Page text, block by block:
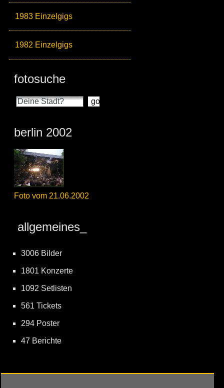
1983 Einzelgigs
1982 Einzelgigs
fotosuche
berlin 2002
Foto vom 21.06.2002
allgemeines_
3006 Bilder
1801 Konzerte
1092 Setlisten
561 Tickets
294 Poster
47 Berichte